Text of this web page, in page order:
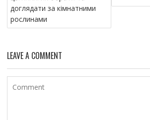
в
и
а
ц
и
доглядати за кімнатними
рослинами
LEAVE A COMMENT